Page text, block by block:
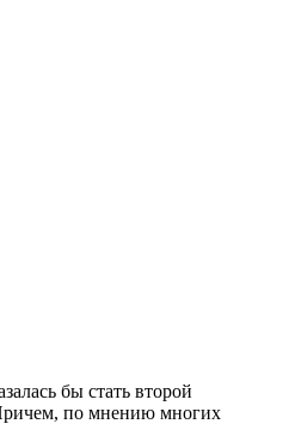
бы стать второй
по мнению многих